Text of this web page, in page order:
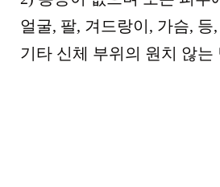
얼굴, 팔, 겨드랑이, 가슴, 등
기타 신체 부위의 원치 않는